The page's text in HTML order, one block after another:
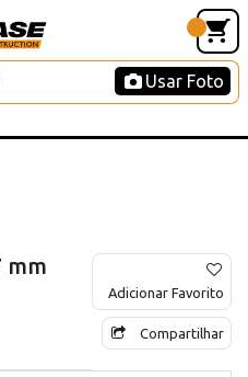
Usar Foto
mm
Adicionar Favorito
Compartilhar